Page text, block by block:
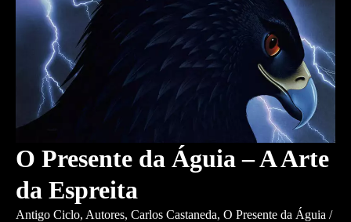
Mulher
Nagual
O Presente da Águia – A Arte
da Espreita
Antigo Ciclo, Autores, Carlos Castaneda, O Presente da Águia /